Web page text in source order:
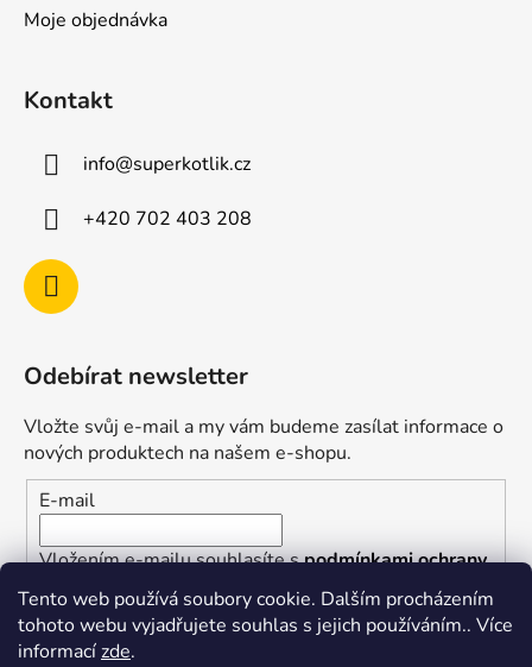
Tento web používá soubory cookie. Dalším procházením
tohoto webu vyjadřujete souhlas s jejich používáním.. Více
informacízde.
Moje objednávka
Kontakt
info@superkotlik.cz
+420 702 403 208
Odebírat newsletter
Vložte svůj e-mail a my vám budeme zasílat informace o
nových produktech na našem e-shopu.
E-mail
Vložením e-mailu souhlasíte spodmínkami ochrany
osobních údajů
PŘIHLÁSIT SE